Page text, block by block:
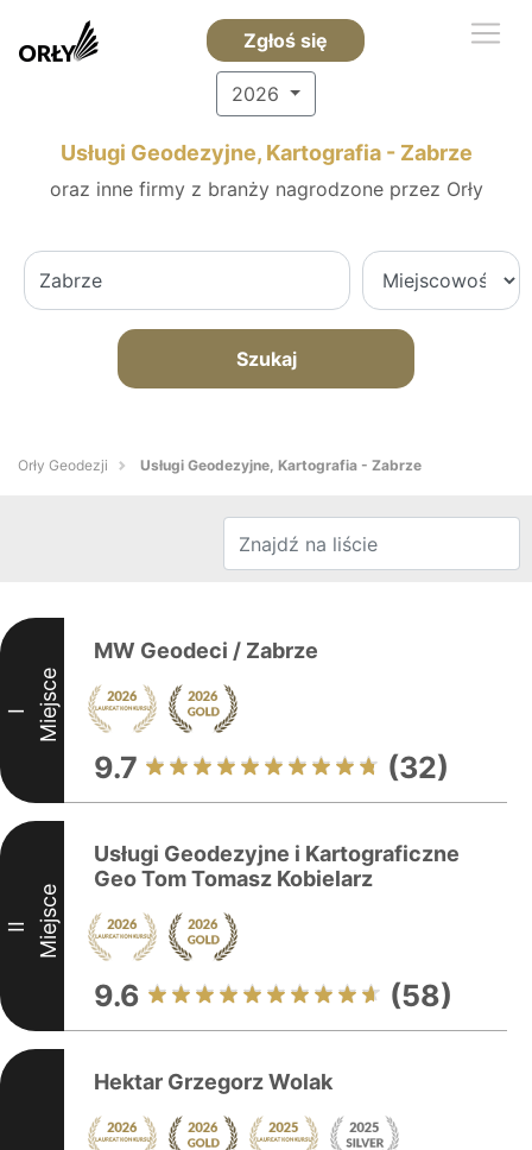
Zgłoś się
2026
Usługi Geodezyjne, Kartografia - Zabrze
oraz inne firmy z branży nagrodzone przez Orły
Szukaj
Orły Geodezji Usługi Geodezyjne, Kartografia - Zabrze
I Miejsce
MW Geodeci / Zabrze
9.7 (32)
II Miejsce
Usługi Geodezyjne i Kartograficzne
Geo Tom Tomasz Kobielarz
9.6 (58)
Hektar Grzegorz Wolak